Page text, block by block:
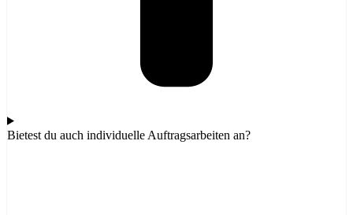
Bietest du auch individuelle Auftragsarbeiten an?